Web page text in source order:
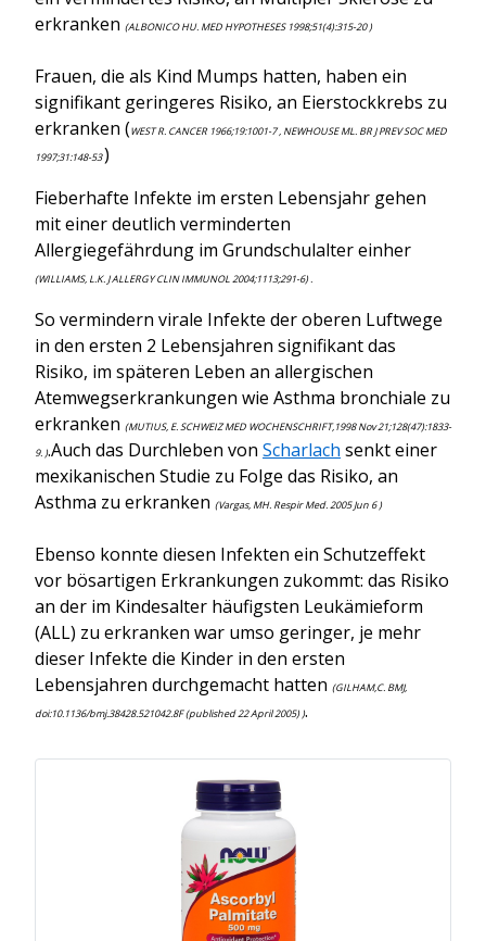
erkranken (ALBONICO HU. MED HYPOTHESES 1998;51(4):315-20 )
Frauen, die als Kind Mumps hatten, haben ein
signifikant geringeres Risiko, an Eierstockkrebs zu
erkranken (WEST R. CANCER 1966;19:1001-7 , NEWHOUSE ML. BR J PREV SOC MED
1997;31:148-53)
Fieberhafte Infekte im ersten Lebensjahr gehen
mit einer deutlich verminderten
Allergiegefährdung im Grundschulalter einher
(WILLIAMS, L.K. J ALLERGY CLIN IMMUNOL 2004;1113;291-6) .
So vermindern virale Infekte der oberen Luftwege
in den ersten 2 Lebensjahren signifikant das
Risiko, im späteren Leben an allergischen
Atemwegserkrankungen wie Asthma bronchiale zu
erkranken (MUTIUS, E. SCHWEIZ MED WOCHENSCHRIFT,1998 Nov 21;128(47):1833-
9. ).Auch das Durchleben von Scharlach senkt einer
mexikanischen Studie zu Folge das Risiko, an
Asthma zu erkranken (Vargas, MH. Respir Med. 2005 Jun 6 )
Ebenso konnte diesen Infekten ein Schutzeffekt
vor bösartigen Erkrankungen zukommt: das Risiko
an der im Kindesalter häufigsten Leukämieform
(ALL) zu erkranken war umso geringer, je mehr
dieser Infekte die Kinder in den ersten
Lebensjahren durchgemacht hatten (GILHAM,C. BMJ,
doi:10.1136/bmj.38428.521042.8F (published 22 April 2005) ).